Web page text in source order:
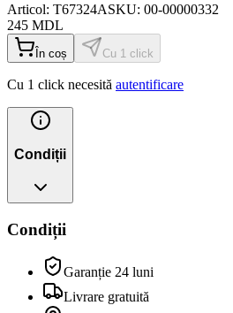
Articol: T67324ASKU: 00-00000332
245 MDL
În coș Cu 1 click
Cu 1 click necesită autentificare
Condiții
Condiții
Garanție 24 luni
Livrare gratuită